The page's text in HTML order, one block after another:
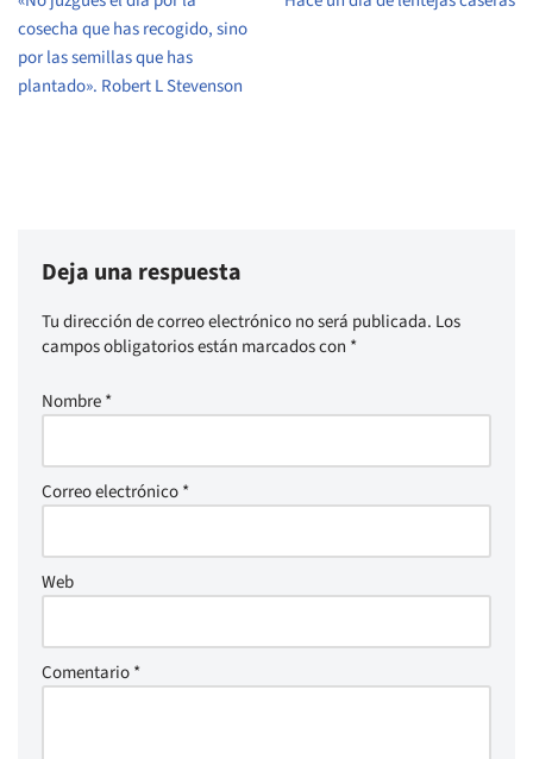
cosecha que has recogido, sino
por las semillas que has
plantado». Robert L Stevenson
Deja una respuesta
Tu dirección de correo electrónico no será publicada. Los
campos obligatorios están marcados con *
Nombre*
Correo electrónico*
Web
Comentario*